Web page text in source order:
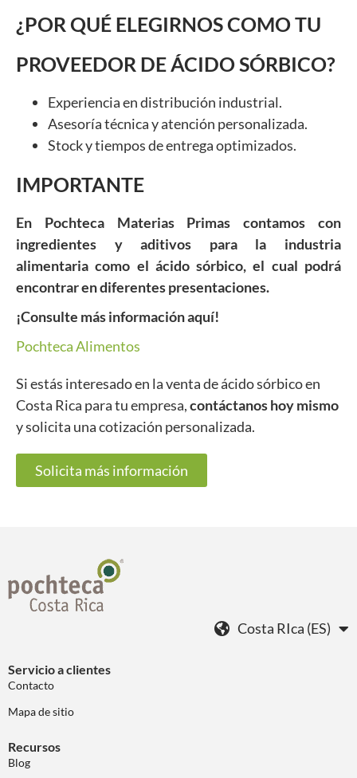
¿POR QUÉ ELEGIRNOS COMO TU
PROVEEDOR DE ÁCIDO SÓRBICO?
Experiencia en distribución industrial.
Asesoría técnica y atención personalizada.
Stock y tiempos de entrega optimizados.
IMPORTANTE
En Pochteca Materias Primas contamos con
ingredientes y aditivos para la industria
alimentaria como el ácido sórbico, el cual podrá
encontrar en diferentes presentaciones.
¡Consulte más información aquí!
Pochteca Alimentos
Si estás interesado en la venta de ácido sórbico en
Costa Rica para tu empresa,contáctanos hoy mismo
y solicita una cotización personalizada.
Solicita más información
Costa RIca (ES)
Servicio a clientes
Contacto
Mapa de sitio
Recursos
Blog